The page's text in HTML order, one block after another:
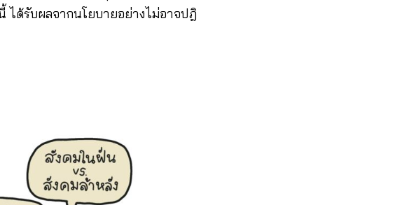
ได้รับผลจากนโยบายอย่างไม่อาจปฎิ